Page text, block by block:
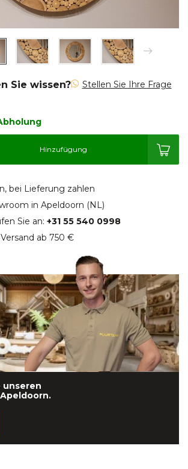
Sie wissen? Stellen Sie Ihre Frage
Hinzufügung
bei Lieferung zahlen
in Apeldoorn (NL)
Sie an: +31 55 540 0998
Versand ab 750 €
unseren
Apeldoorn.